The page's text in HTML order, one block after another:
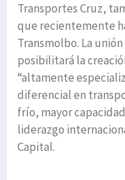
Transportes Cruz,
que recientemente
Transmolbo. La
posibilitará la
“altamente
diferencial en
frío, mayor
liderazgo
Capital.